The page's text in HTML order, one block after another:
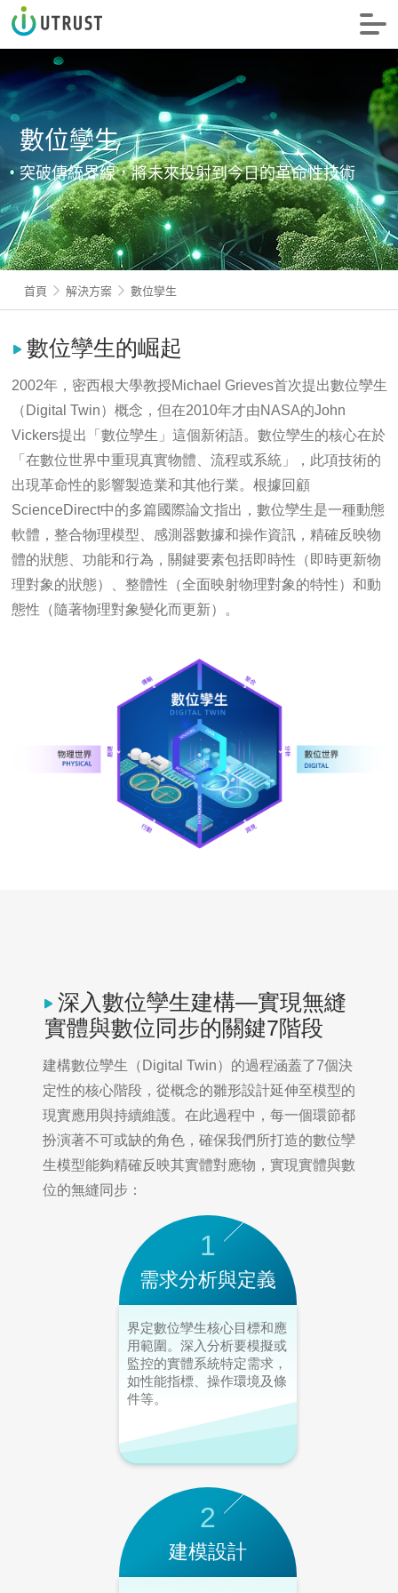
數位孿生
突破傳統界線，將未來投射到今日的革命性技術
首頁 解決方案 數位孿生
數位孿生的崛起
2002年，密西根大學教授Michael Grieves首次提出數位孿生
（Digital Twin）概念，但在2010年才由NASA的John
Vickers提出「數位孿生」這個新術語。數位孿生的核心在於
「在數位世界中重現真實物體、流程或系統」，此項技術的
出現革命性的影響製造業和其他行業。根據回顧
ScienceDirect中的多篇國際論文指出，數位孿生是一種動態
軟體，整合物理模型、感測器數據和操作資訊，精確反映物
體的狀態、功能和行為，關鍵要素包括即時性（即時更新物
理對象的狀態）、整體性（全面映射物理對象的特性）和動
態性（隨著物理對象變化而更新）。
深入數位孿生建構—實現無縫
實體與數位同步的關鍵7階段
建構數位孿生（Digital Twin）的過程涵蓋了7個決
定性的核心階段，從概念的雛形設計延伸至模型的
現實應用與持續維護。在此過程中，每一個環節都
扮演著不可或缺的角色，確保我們所打造的數位孿
生模型能夠精確反映其實體對應物，實現實體與數
位的無縫同步：
1
需求分析與定義
界定數位孿生核心目標和應
用範圍。深入分析要模擬或
監控的實體系統特定需求，
如性能指標、操作環境及條
件等。
2
建模設計